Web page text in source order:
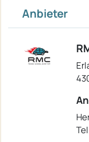
Anbieter